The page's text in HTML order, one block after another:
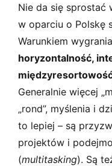
Nie da się sprostać
w oparciu o Polskę
Warunkiem
horyzontalność,
Generalnie więcej
„rond”, myślenia i
to lepiej – są
projektów i
(multitasking). Są